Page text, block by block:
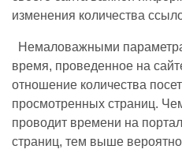
изменения количества
Немаловажными
время, проведенное на
отношение количества
просмотренных страниц.
проводит времени на
страниц, тем выше